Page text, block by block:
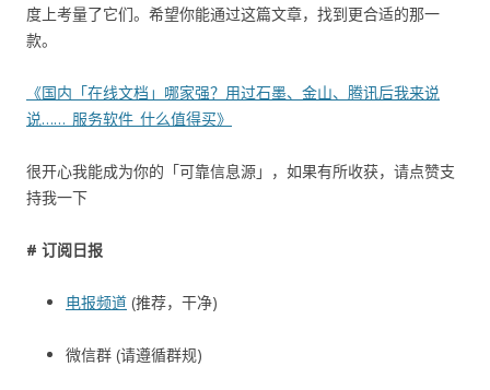
度上考量了它们。希望你能通过这篇文章，找到更合适的那一
款。
《国内「在线文档」哪家强？用过石墨、金山、腾讯后我来说
说……_服务软件_什么值得买》
很开心我能成为你的「可靠信息源」，如果有所收获，请点赞支
持我一下
# 订阅日报
电报频道 (推荐，干净)
微信群 (请遵循群规)